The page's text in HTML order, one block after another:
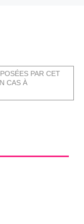
PAR CET
CAS À